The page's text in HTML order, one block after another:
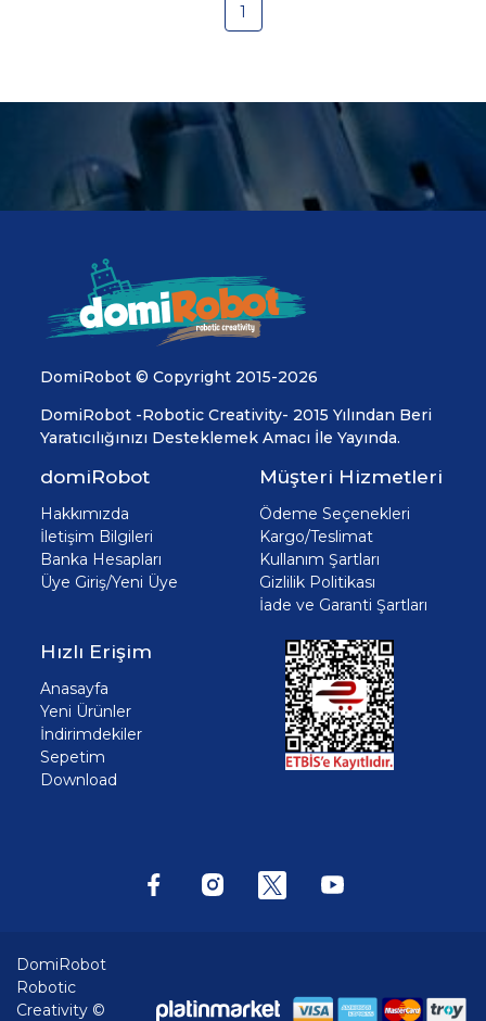
1
DomiRobot © Copyright 2015-2026
DomiRobot -Robotic Creativity- 2015 Yılından Beri
Yaratıcılığınızı Desteklemek Amacı İle Yayında.
domiRobot
Hakkımızda
İletişim Bilgileri
Banka Hesapları
Üye Giriş/Yeni Üye
Müşteri Hizmetleri
Ödeme Seçenekleri
Kargo/Teslimat
Kullanım Şartları
Gizlilik Politikası
İade ve Garanti Şartları
Hızlı Erişim
Anasayfa
Yeni Ürünler
İndirimdekiler
Sepetim
Download
DomiRobot
Robotic
Creativity ©